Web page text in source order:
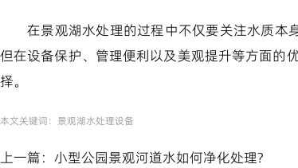
在景观湖水处理的过程中不仅要关注水质本
但在设备保护、管理便利以及美观提升等方面的
择。
本文关键词： 景观湖水处理设备
上一篇： 小型公园景观河道水如何净化处理?